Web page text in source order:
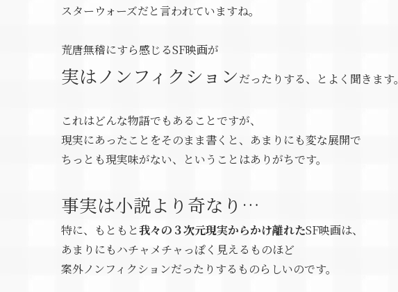
スターウォーズだと言われていますね。
荒唐無稽にすら感じるSF映画が
実はノンフィクションだったりする、とよく聞きます。
これはどんな物語でもあることですが、
現実にあったことをそのまま書くと、あまりにも変な展開で
ちっとも現実味がない、ということはありがちです。
事実は小説より奇なり…
特に、もともと我々の３次元現実からかけ離れたSF映画は、
あまりにもハチャメチャっぽく見えるものほど
案外ノンフィクションだったりするものらしいのです。